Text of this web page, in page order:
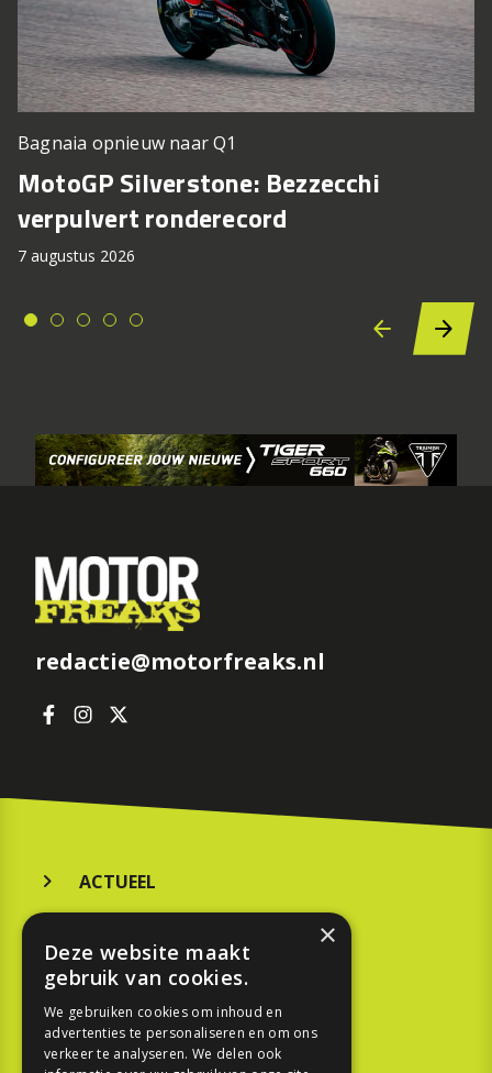
Bagnaia opnieuw naar Q1
MotoGP Silverstone: Bezzecchi
verpulvert ronderecord
7 augustus 2026
redactie@motorfreaks.nl
ACTUEEL
KOOPGIDS
TESTEN
×
Deze website maakt
gebruik van cookies.
We gebruiken cookies om inhoud en
advertenties te personaliseren en om ons
verkeer te analyseren. We delen ook